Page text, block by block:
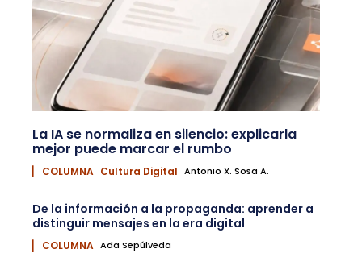
La IA se normaliza en silencio: explicarla
mejor puede marcar el rumbo
▏ COLUMNA Cultura Digital Antonio X. Sosa A.
De la información a la propaganda: aprender a
distinguir mensajes en la era digital
▏ COLUMNA Ada Sepúlveda